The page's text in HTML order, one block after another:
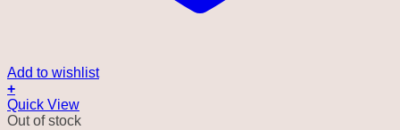
Add to wishlist
+
Quick View
Out of stock